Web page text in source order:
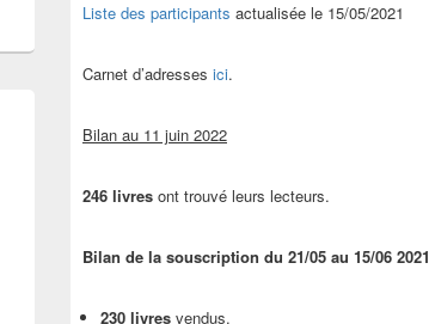
Liste des participants actualisée le 15/05/2021
Carnet d’adresses ici.
Bilan au 11 juin 2022
246 livres ont trouvé leurs lecteurs.
Bilan de la souscription du 21/05 au 15/06 2021
230 livres vendus.